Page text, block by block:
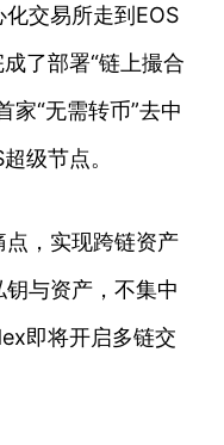
交易所走到EOS
了部署“链上撮合
家“无需转币”去中
级节点。
，实现跨链资产
与资产，不集中
即将开启多链交